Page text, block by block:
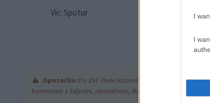
I
I
Vir: Spotur
Opozorilo: Po 297. členu Kazenskega zakonika je
Komentarji z žaljivimi, rasističnimi, diskriminatornimi ali